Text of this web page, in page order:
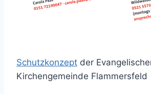
Schutzkonzept der
Kirchengemeinde Flammersfeld